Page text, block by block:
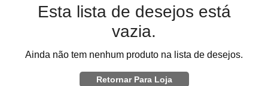
Esta lista de desejos está
vazia.
Ainda não tem nenhum produto na lista de desejos.
Retornar Para Loja